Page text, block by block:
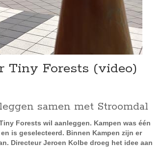
Tiny Forests (video)
samen met Stroomdal
Forests wil aanleggen. Kampen was één
is geselecteerd. Binnen Kampen zijn er
Directeur Jeroen Kolbe droeg het idee aan